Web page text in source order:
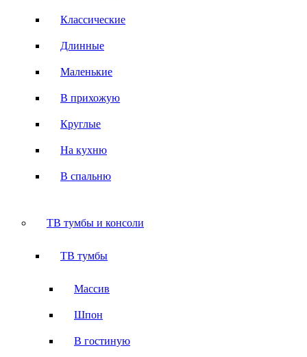
Классические
Длинные
Маленькие
В прихожую
Круглые
На кухню
В спальню
ТВ тумбы и консоли
ТВ тумбы
Массив
Шпон
В гостиную